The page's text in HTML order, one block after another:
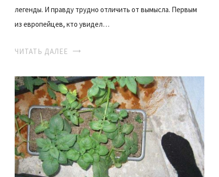
легенды. И правду трудно отличить от вымысла. Первым
из европейцев, кто увидел…
ЧИТАТЬ ДАЛЕЕ